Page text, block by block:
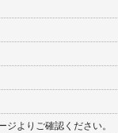
ジよりご確認ください。